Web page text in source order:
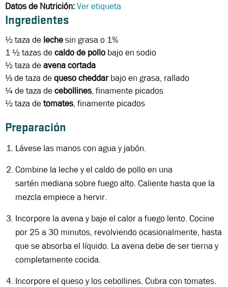
Datos de Nutrición:Ver etiqueta
Ingredientes
½ taza de lechesin grasa o 1%
1 ½ tazasdecaldo de pollo bajo en sodio
½ taza deavena cortada
⅓ de taza dequeso cheddarbajo en grasa, rallado
¼ de taza decebollines, finamente picados
½ taza detomates, finamente picados
Preparación
Lávese las manos con agua y jabón.
Combine la leche y el caldo de pollo en una
sartén mediana sobre fuego alto. Caliente hasta que la
mezcla empiece a hervir.
Incorpore la avena y baje el calor a fuego lento. Cocine
por 25 a 30 minutos, revolviendo ocasionalmente, hasta
que se absorba el líquido. La avena debe de ser tierna y
completamente cocida.
Incorpore el queso y los cebollines. Cubra con tomates.